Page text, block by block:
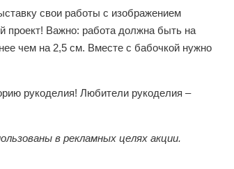
свои работы с изображением
проект! Важно: работа должна быть на
чем на 2,5 см. Вместе с бабочкой нужно
рукоделия! Любители рукоделия –
в рекламных целях акции.